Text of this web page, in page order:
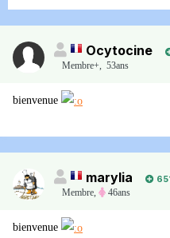
Ocytocine
Membre+, 53ans
bienvenue
marylia
Membre, 46ans
bienvenue